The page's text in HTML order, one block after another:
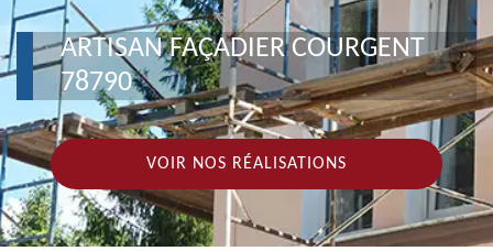
ARTISAN FAÇADIER COURGENT
78790
VOIR NOS RÉALISATIONS